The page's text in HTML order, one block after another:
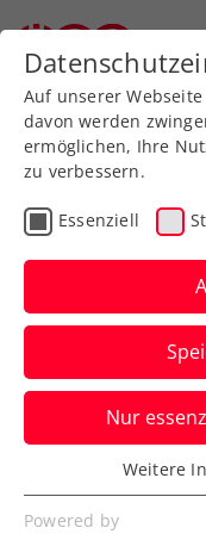
News filtern
Auf unserer
davon werden
ermöglichen, Ihre
zu verbessern.
Essenziell
Nur
Essenziell
Essenzielle Cookies
Weitere
Powered by